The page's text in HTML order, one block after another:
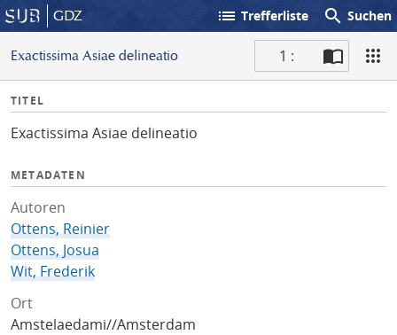
GDZ list Trefferliste search Suchen
Exactissima Asiae delineatio 1 :
I
f
TITEL
Exactissima Asiae delineatio
METADATEN
Autoren
Ottens, Reinier
Ottens, Josua
Wit, Frederik
Ort
Amstelaedami//Amsterdam